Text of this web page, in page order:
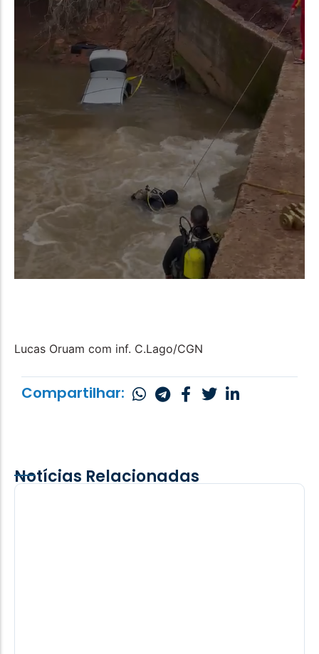
Lucas Oruam com inf. C.Lago/CGN
Compartilhar:
Notícias Relacionadas